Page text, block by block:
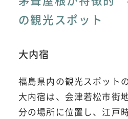
の観光スポット
大内宿
福島県内の観光スポット
大内宿は、会津若松市街
分の場所に位置し、江戸